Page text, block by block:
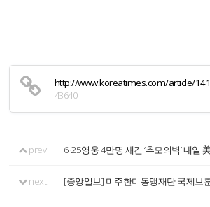
http://www.koreatimes.com/article/
43640
prev 6·25영웅 4만명 새긴 ‘추모의벽’ 내일
next